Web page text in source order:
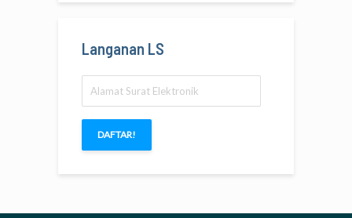
Langanan LS
Surat
Elektronik
DAFTAR!